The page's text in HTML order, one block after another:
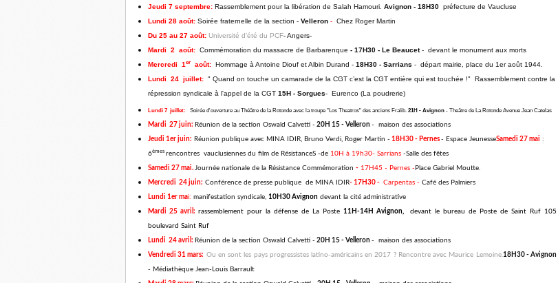
Jeudi 7 septembre: Rassemblement pour la libération de Salah Hamouri. Avignon - 18H30 préfecture de Vaucluse
Lundi 28 août: Soirée fraternelle de la section - Velleron - Chez Roger Martin
Du 25 au 27 août: Université d'été du PCF- Angers-
Mardi 2 août: Commémoration du massacre de Barbarenque - 17H30 - Le Beaucet- devant le monument aux morts​
Mercredi 1 er août: Hommage à Antoine Diouf et Albin Durand - 18H30 - Sarrians - départ mairie, place du 1er août 1944.
Lundi 24 juillet: " Quand on touche un camarade de la CGT c’est la CGT entière qui est touchée !" Rassemblement contre la
répression syndicale à l'appel de la CGT 15H - Sorgues- Eurenco (La poudrerie)
Lundi 7 juillet: Soirée d'ouverture au Théâtre de la Rotonde avec la troupe "Los Theatros" des anciens Fralib. 21H - Avignon - Theâtre de La Rotonde Avenue Jean Catelas
Mardi 27 juin: Réunion de la section Oswald Calvetti - 20H 15 - Velleron - maison des associations
Jeudi 1er juin: Réunion publique avec MINA IDIR, Bruno Verdi, Roger Martin - 18H30 - Pernes - Espace JeunesseSamedi 27 mai :
6èmes rencontres vauclusiennes du film de RésistanceS -de 10H à 19h30- Sarrians -Salle des fêtes
Samedi 27 mai. Journée nationale de la Résistance Commémoration - 17H45 - Pernes - Place Gabriel Moutte.
Mercredi 24 juin: Conférence de presse publique de MINA IDIR- 17H30 - Carpentas - Café des Palmiers
Lundi 1er mai: manifestation syndicale, 10H30 Avignon devant la cité administrative
Mardi 25 avril: rassemblement pour la défense de La Poste 11H-14H Avignon, devant le bureau de Poste de Saint Ruf 105
boulevard Saint Ruf
Lundi 24 avril: Réunion de la section Oswald Calvetti - 20H 15 - Velleron - maison des associations
Vendredi 31 mars: Ou en sont les pays progressistes latino-américains en 2017 ? Rencontre avec Maurice Lemoine.18H30 - Avignon
- Médiathèque Jean-Louis Barrault